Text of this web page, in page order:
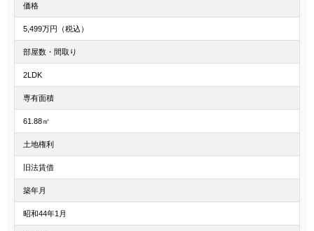
価格
5,499万円（税込）
部屋数・間取り
2LDK
専有面積
61.88㎡
土地権利
旧法賃借
築年月
昭和44年1月